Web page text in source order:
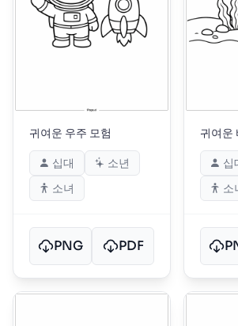
귀여운 우주 모험
십대
소년
소녀
PNG PDF
귀여운
십
소